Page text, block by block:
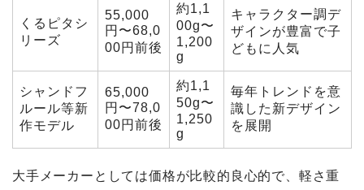
くるピタシ
リーズ
55,000
円〜68,0
00円前後
約1,1
00g〜
1,200
g
キャラクター調デ
ザインが豊富で子
どもに人気
シャンドフ
ルール等新
作モデル
65,000
円〜78,0
00円前後
約1,1
50g〜
1,250
g
毎年トレンドを意
識した新デザイン
を展開
大手メーカーとしては価格が比較的良心的で、軽さ重